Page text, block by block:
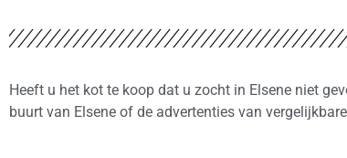
Heeft u het kot te koop dat u zocht in Elsene niet
buurt van Elsene of de advertenties van